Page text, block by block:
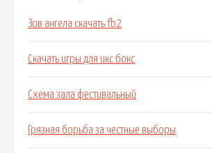
Зов ангела скачать fb2
Скачать игры для икс бокс
Схема зала фестивальный
Грязная борьба за честные выборы